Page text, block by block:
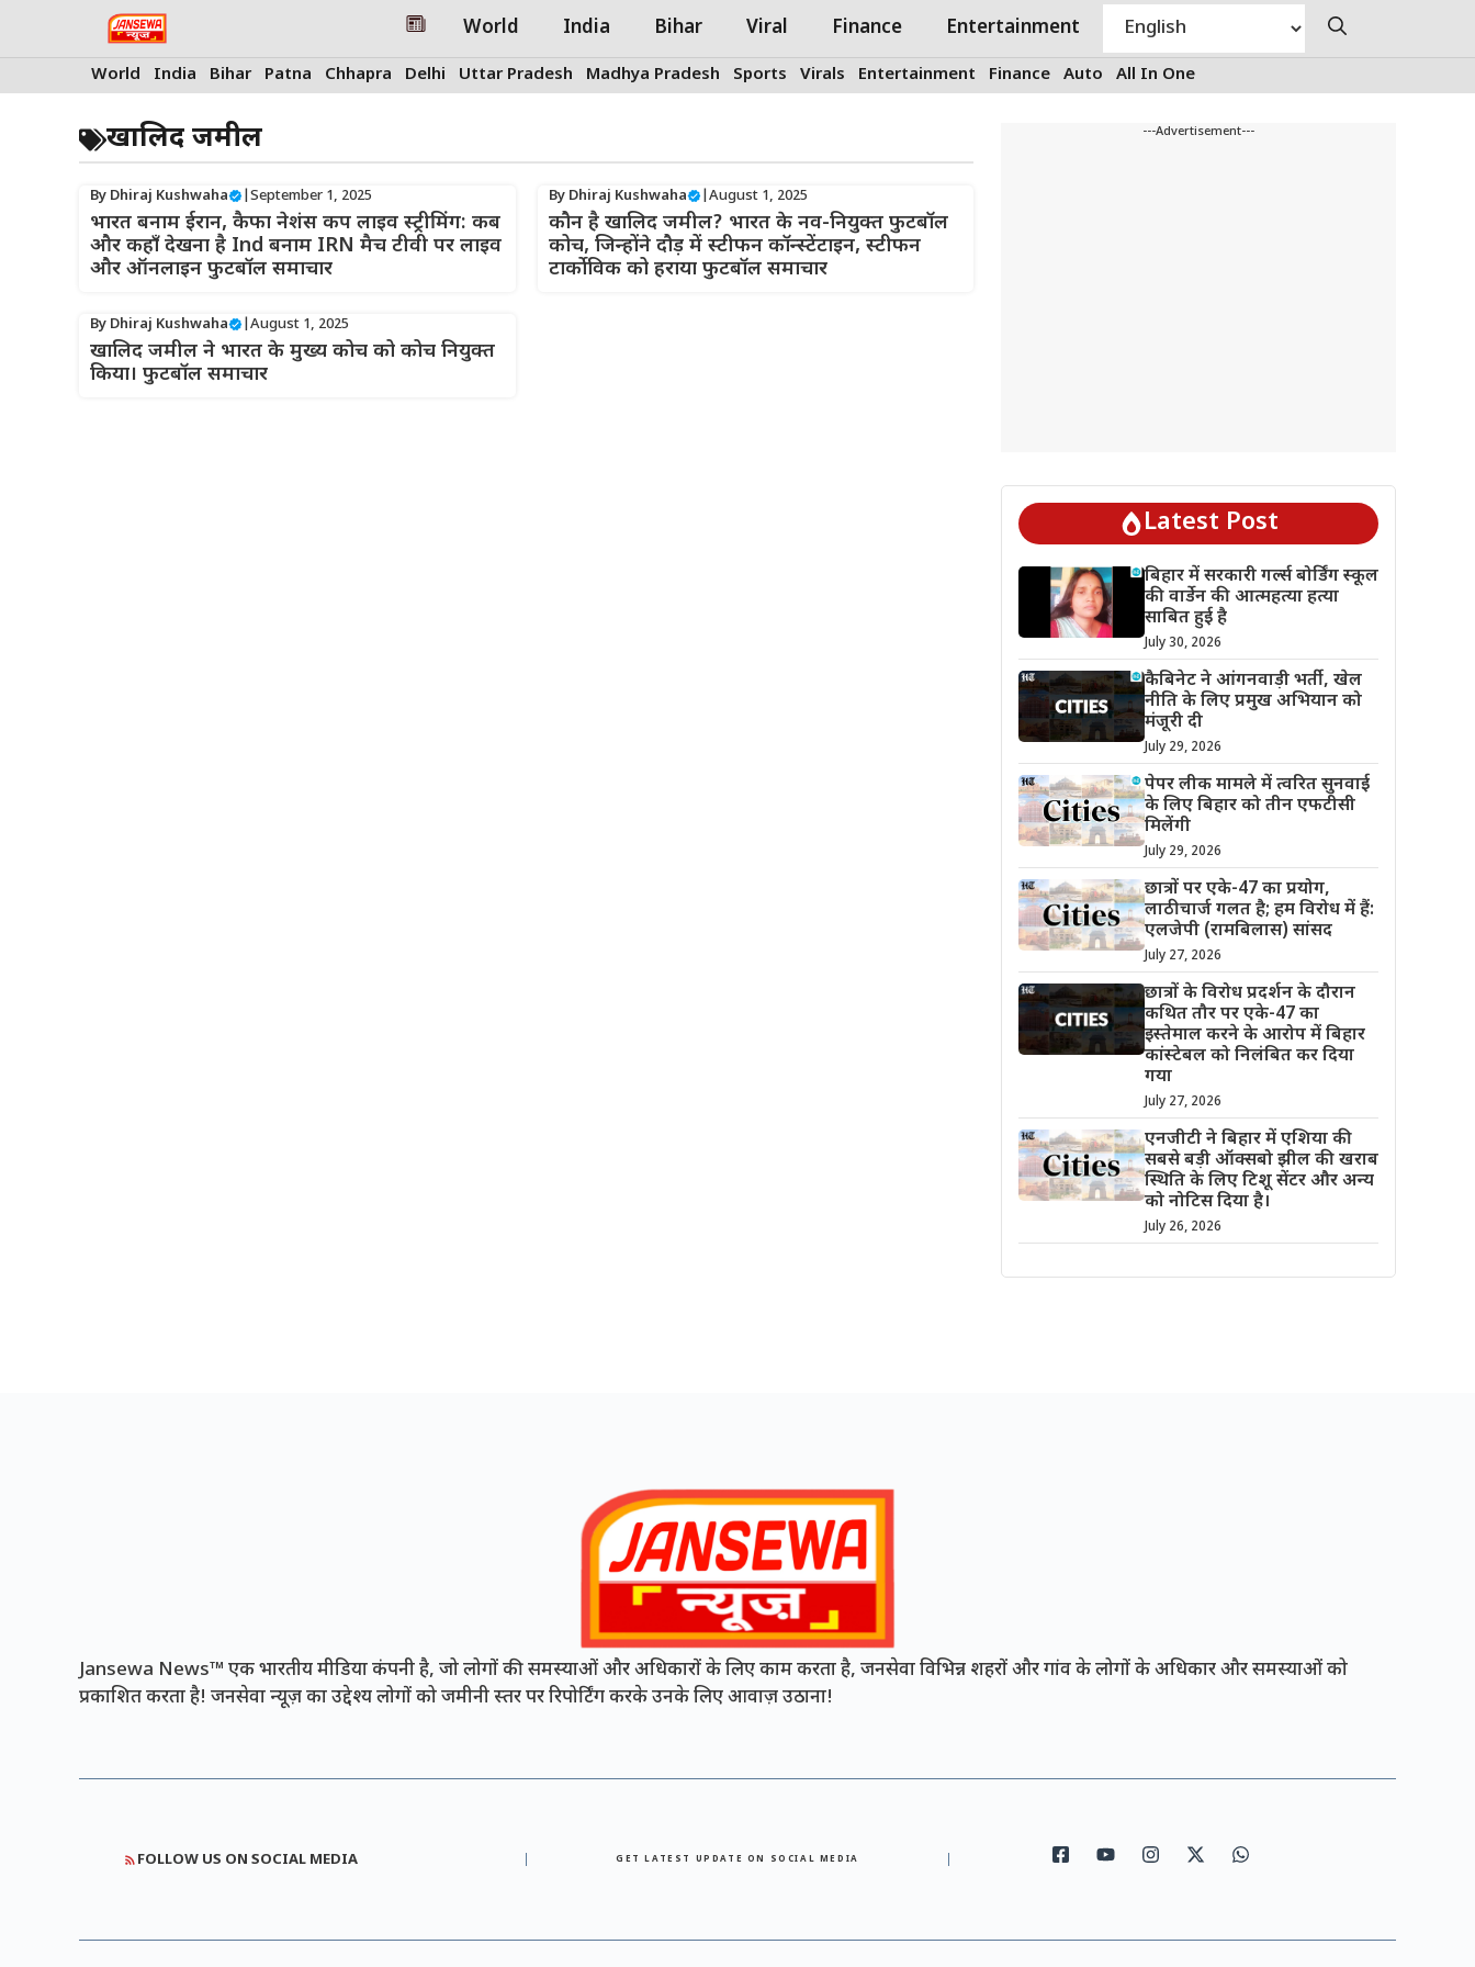
World India Bihar Viral Finance Entertainment
World India Bihar Patna Chhapra Delhi Uttar Pradesh Madhya Pradesh Sports Virals Entertainment Finance Auto All In One
खालिद जमील
By Dhiraj Kushwaha September 1, 2025
भारत बनाम ईरान, कैफा नेशंस कप लाइव स्ट्रीमिंग: कब
और कहाँ देखना है Ind बनाम IRN मैच टीवी पर लाइव
और ऑनलाइन फुटबॉल समाचार
By Dhiraj Kushwaha | August 1, 2025
कौन है खालिद जमील? भारत के नव-नियुक्त फुटबॉल
कोच, जिन्होंने दौड़ में स्टीफन कॉन्स्टेंटाइन, स्टीफन
टार्कोविक को हराया फुटबॉल समाचार
By Dhiraj Kushwaha August 1, 2025
खालिद जमील ने भारत के मुख्य कोच को कोच नियुक्त
किया। फुटबॉल समाचार
---Advertisement---
Latest Post
बिहार में सरकारी गर्ल्स बोर्डिंग स्कूल
की वार्डेन की आत्महत्या हत्या
साबित हुई है
July 30, 2026
कैबिनेट ने आंगनवाड़ी भर्ती, खेल
नीति के लिए प्रमुख अभियान को
मंजूरी दी
July 29, 2026
पेपर लीक मामले में त्वरित सुनवाई
के लिए बिहार को तीन एफटीसी
मिलेंगी
July 29, 2026
छात्रों पर एके-47 का प्रयोग,
लाठीचार्ज गलत है; हम विरोध में हैं:
एलजेपी (रामबिलास) सांसद
July 27, 2026
छात्रों के विरोध प्रदर्शन के दौरान
कथित तौर पर एके-47 का
इस्तेमाल करने के आरोप में बिहार
कांस्टेबल को निलंबित कर दिया
गया
July 27, 2026
एनजीटी ने बिहार में एशिया की
सबसे बड़ी ऑक्सबो झील की खराब
स्थिति के लिए टिशू सेंटर और अन्य
को नोटिस दिया है।
July 26, 2026
Jansewa News™ एक भारतीय मीडिया कंपनी है, जो लोगों की समस्याओं और अधिकारों के लिए काम करता है, जनसेवा विभिन्न शहरों और गांव के लोगों के अधिकार और समस्याओं को
प्रकाशित करता है! जनसेवा न्यूज़ का उद्देश्य लोगों को जमीनी स्तर पर रिपोर्टिंग करके उनके लिए आवाज़ उठाना!
FOLLOW US ON SOCIAL MEDIA GET LATEST UPDATE ON SOCIAL MEDIA